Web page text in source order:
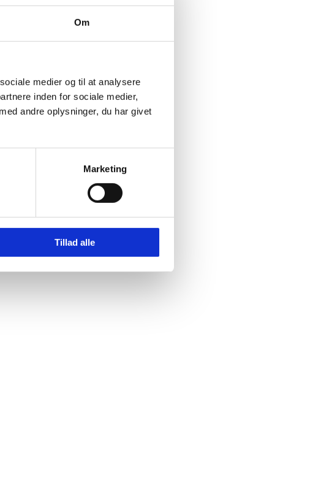
Om
medier og til at analysere
inden for sociale medier,
andre oplysninger, du har givet
Marketing
Tillad alle
og skaber sammenhængskraft i [...]
[...]